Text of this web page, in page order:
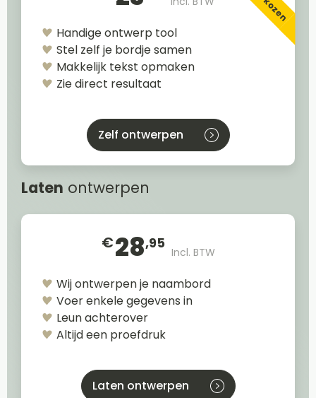
Handige ontwerp tool
Stel zelf je bordje samen
Makkelijk tekst opmaken
Zie direct resultaat
Zelf ontwerpen
Laten ontwerpen
€28,95
Incl. BTW
Wij ontwerpen je naambord
Voer enkele gegevens in
Leun achterover
Altijd een proefdruk
Laten ontwerpen